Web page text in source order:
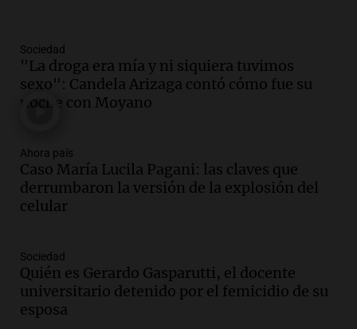
Audio.
en suspenso a hombre que simuló robo
de millones en San Luis
Panorama Federal
Audio.
reconstrucción de 373 lozas en la
autopista de las Serranías Puntanas
Panorama Federal
en Córdoba: casi 1.500 llamados por
incidentes
Noticias
Episodios
Sociedad
"La droga era mía y ni siquiera tuvimos
sexo": Candela Arizaga contó cómo fue su
noche con Moyano
Ahora país
Caso María Lucila Pagani: las claves que
derrumbaron la versión de la explosión del
celular
Sociedad
Quién es Gerardo Gasparutti, el docente
universitario detenido por el femicidio de su
esposa